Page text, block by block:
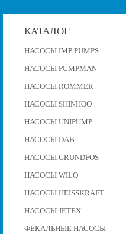
КАТАЛОГ
НАСОСЫ IMP PUMPS
НАСОСЫ PUMPMAN
НАСОСЫ ROMMER
НАСОСЫ SHINHOO
НАСОСЫ UNIPUMP
НАСОСЫ DAB
НАСОСЫ GRUNDFOS
НАСОСЫ WILO
НАСОСЫ HEISSKRAFT
НАСОСЫ JETEX
ФЕКАЛЬНЫЕ НАСОСЫ